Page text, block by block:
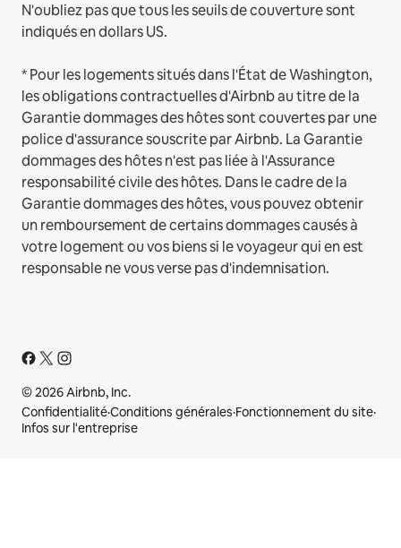
N'oubliez pas que tous les seuils de couverture sont
indiqués en dollars US.
* Pour les logements situés dans l'État de Washington,
les obligations contractuelles d'Airbnb au titre de la
Garantie dommages des hôtes sont couvertes par une
police d'assurance souscrite par Airbnb. La Garantie
dommages des hôtes n'est pas liée à l'Assurance
responsabilité civile des hôtes. Dans le cadre de la
Garantie dommages des hôtes, vous pouvez obtenir
un remboursement de certains dommages causés à
votre logement ou vos biens si le voyageur qui en est
responsable ne vous verse pas d'indemnisation.
© 2026 Airbnb, Inc.
Confidentialité·Conditions générales·Fonctionnement du site·
Infos sur l'entreprise